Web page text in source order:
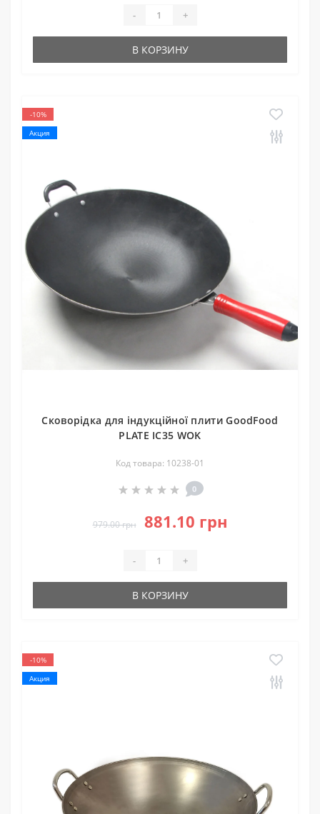
- +
В КОРЗИНУ
-10%
Акция
Сковорідка для індукційної плити GoodFood
PLATE IC35 WOK
Код товара: 10238-01
0
979.00 грн 881.10 грн
- +
В КОРЗИНУ
-10%
Акция